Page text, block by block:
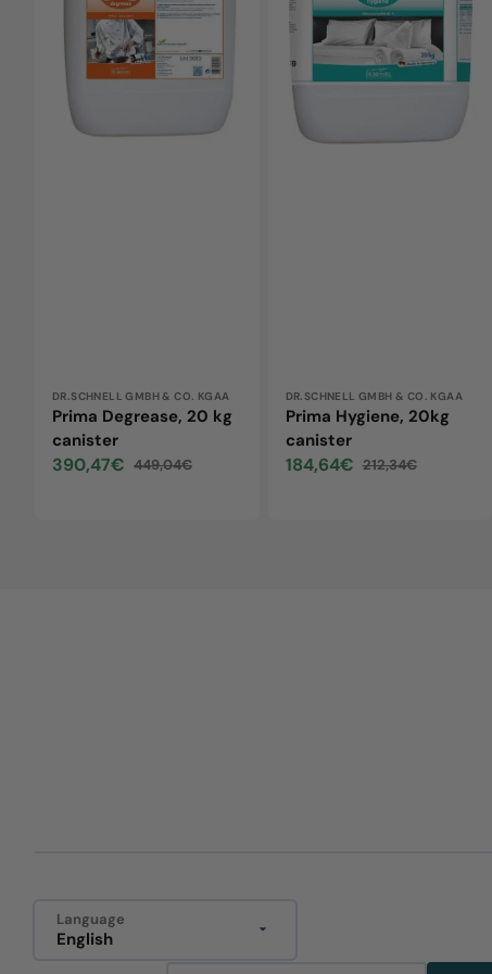
canister
Vendor:
DR.SCHNELL GMBH & CO. KGAA
Prima Degrease, 20 kg
canister
Sale
390,47€
Regular
449,04€
canister
Vendor:
DR.SCHNELL GMBH & CO. KGAA
Prima Hygiene, 20kg
canister
Sale
184,64€
Regular
212,34€
Language
English